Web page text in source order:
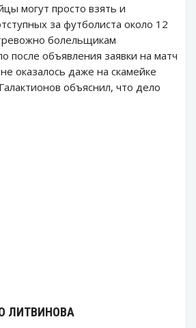
могут просто взять и
за футболиста около 12
болельщикам
после объявления заявки на матч
оказалось даже на скамейке
объяснил, что дело
ЛИТВИНОВА